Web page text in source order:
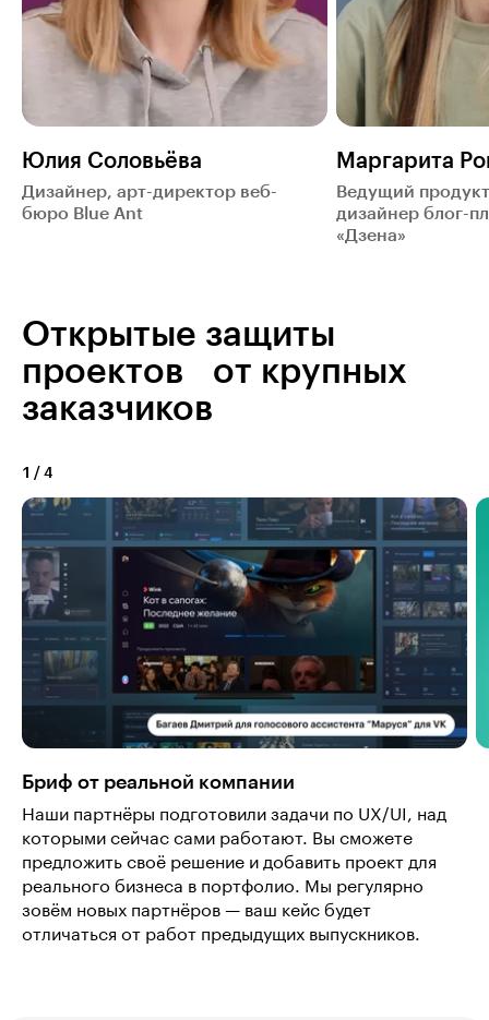
Юлия Соловьёва
Дизайнер, арт-директор веб-
бюро Blue Ant
Маргарита
Ведущий
дизайнер блог-
«Дзена»‎
Открытые защиты
проектов от крупных
заказчиков
1 / 4
Бриф от реальной компании
Наши партнёры подготовили задачи по UX/UI, над
которыми сейчас сами работают. Вы сможете
предложить своё решение и добавить проект для
реального бизнеса в портфолио. Мы регулярно
зовём новых партнёров — ваш кейс будет
отличаться от работ предыдущих выпускников.